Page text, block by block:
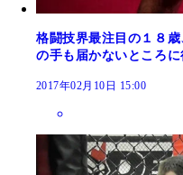
格闘技界最注目の１８
の手も届かないところに
2017年02月10日 15:00